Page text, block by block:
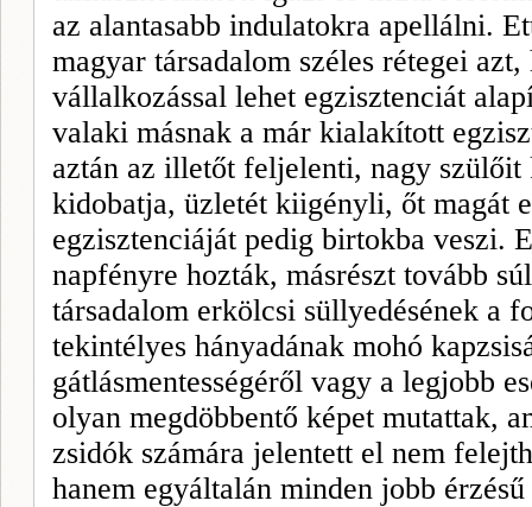
az alantasabb indulatokra apellálni.
magyar társadalom széles rétegei
vállalkozással lehet egzisztenciát
valaki másnak a már kialakított
aztán az illetőt feljelenti, nagy­
kidobatja, üzletét kiigényli, őt magát
egzisztenciáját pedig birtokba veszi.
napfényre hozták, másrészt tovább
társadalom erkölcsi süllyedésének a
tekintélyes hányadának mohó
gátlásmentességéről vagy a legjobb
olyan megdöbbentő képet mutattak,
zsidók számára jelentett el nem
hanem egyáltalán minden jobb